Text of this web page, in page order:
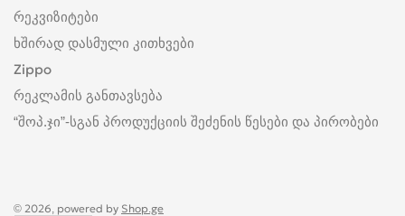
რეკვიზიტები
ხშირად დასმული კითხვები
Zippo
რეკლამის განთავსება
“შოპ.ჯი”-სგან პროდუქციის შეძენის წესები და პირობები
© 2026, powered by Shop.ge